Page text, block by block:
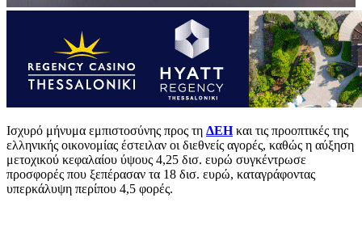
Ισχυρό μήνυμα εμπιστοσύνης προς τη ΔΕΗ και τις προοπτικές της
ελληνικής οικονομίας έστειλαν οι διεθνείς αγορές, καθώς η αύξηση
μετοχικού κεφαλαίου ύψους 4,25 δισ. ευρώ συγκέντρωσε
προσφορές που ξεπέρασαν τα 18 δισ. ευρώ, καταγράφοντας
υπερκάλυψη περίπου 4,5 φορές.